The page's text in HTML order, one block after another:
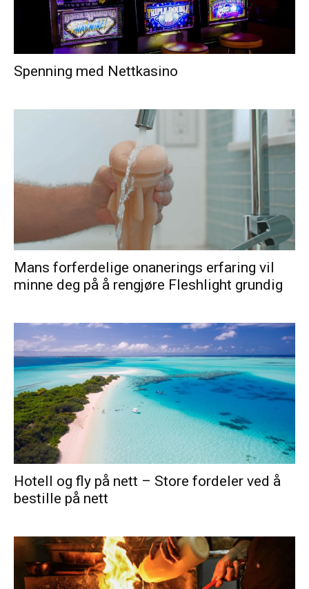
Spenning med Nettkasino
Mans forferdelige onanerings erfaring vil
minne deg på å rengjøre Fleshlight grundig
Hotell og fly på nett – Store fordeler ved å
bestille på nett